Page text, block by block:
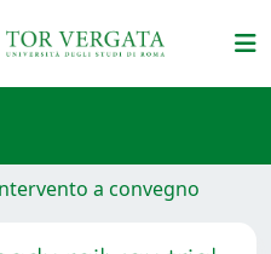
a convegno